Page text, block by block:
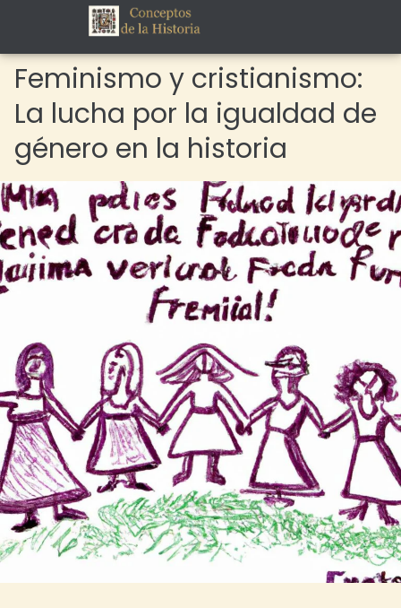
Feminismo y cristianismo:
La lucha por la igualdad de
género en la historia